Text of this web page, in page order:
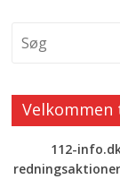
Velkommen
112-